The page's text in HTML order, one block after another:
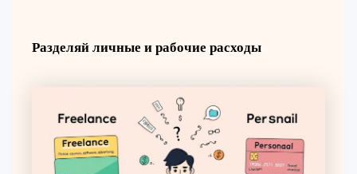
Разделяй личные и рабочие расходы